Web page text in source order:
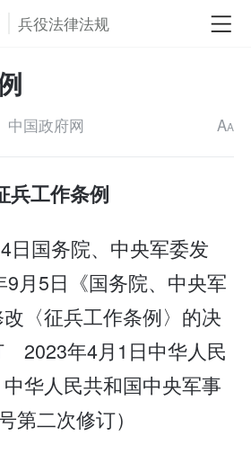
兵役法律法规
中国政府网 AA
兵工作条例
日国务院、中央军委发
月5日《国务院、中央军
〈征兵工作条例〉的决
2023年4月1日中华人民
华人民共和国中央军事
第二次修订）